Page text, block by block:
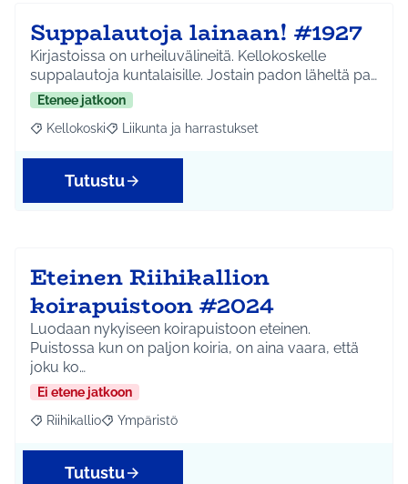
Suppalautoja lainaan! #1927
Kirjastoissa on urheiluvälineitä. Kellokoskelle
suppalautoja kuntalaisille. Jostain padon läheltä pa…
Etenee jatkoon
Rajaa tulokset aihepiirin mukaan: Kellokoski
Kellokoski Rajaa tulokset teeman mukaan: Liikunta ja
Liikunta ja harrastukset
Tutustu
Eteinen Riihikallion
koirapuistoon #2024
Luodaan nykyiseen koirapuistoon eteinen.
Puistossa kun on paljon koiria, on aina vaara, että
joku ko…
Ei etene jatkoon
Rajaa tulokset aihepiirin mukaan: Riihikallio
Riihikallio Rajaa tulokset teeman mukaan: Ympäristö
Ympäristö
Tutustu